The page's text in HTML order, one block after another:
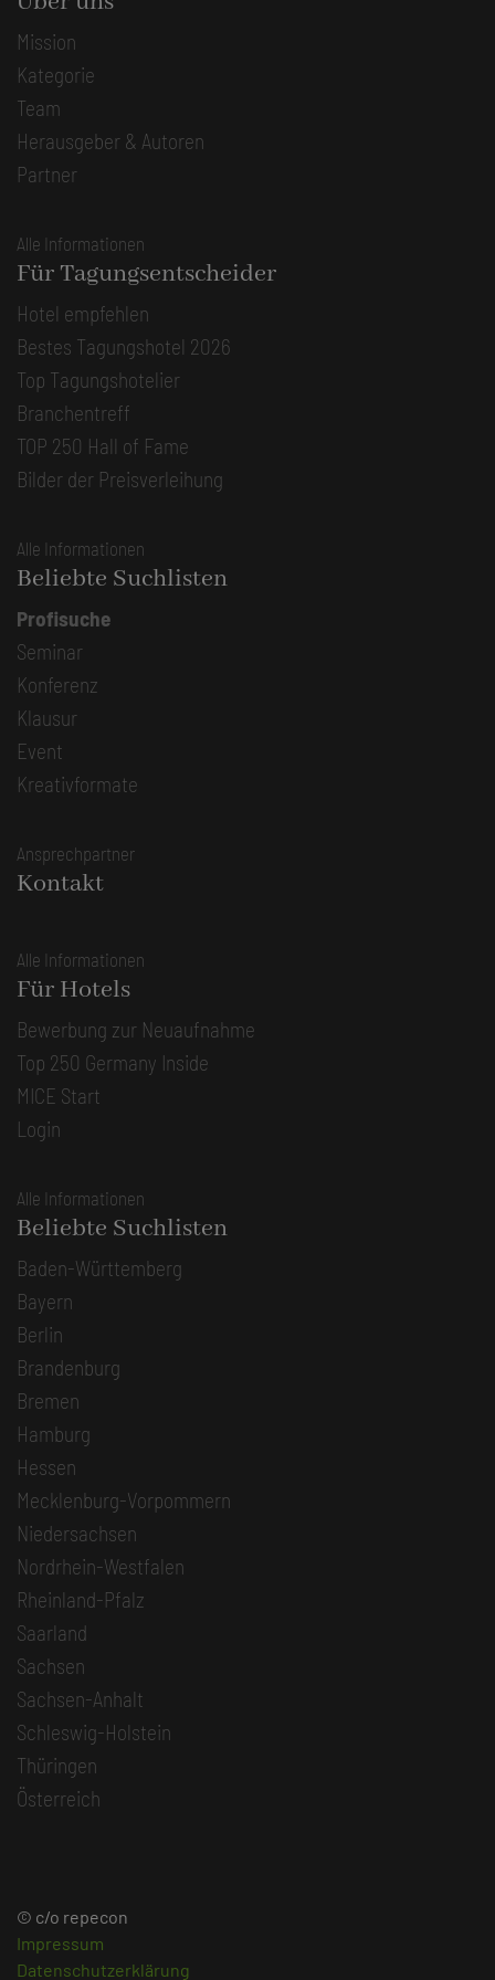
Mission
Kategorie
Team
Herausgeber & Autoren
Partner
Alle Informationen
Für Tagungsentscheider
Hotel empfehlen
Bestes Tagungshotel 2026
Top Tagungshotelier
Branchentreff
TOP 250 Hall of Fame
Bilder der Preisverleihung
Alle Informationen
Beliebte Suchlisten
Profisuche
Seminar
Konferenz
Klausur
Event
Kreativformate
Ansprechpartner
Kontakt
Alle Informationen
Für Hotels
Bewerbung zur Neuaufnahme
Top 250 Germany Inside
MICE Start
Login
Alle Informationen
Beliebte Suchlisten
Baden-Württemberg
Bayern
Berlin
Brandenburg
Bremen
Hamburg
Hessen
Mecklenburg-Vorpommern
Niedersachsen
Nordrhein-Westfalen
Rheinland-Pfalz
Saarland
Sachsen
Sachsen-Anhalt
Schleswig-Holstein
Thüringen
Österreich
© c/o repecon
Impressum
Datenschutzerklärung